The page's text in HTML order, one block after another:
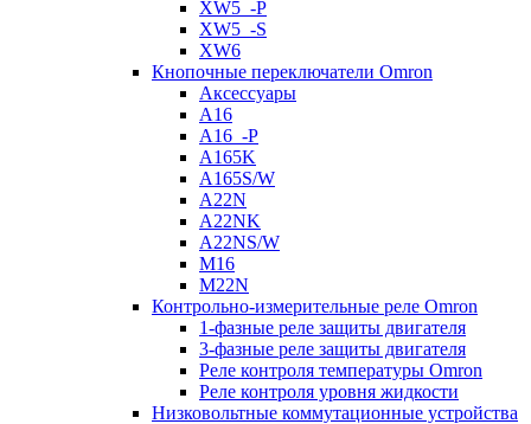
XW5_-P
XW5_-S
XW6
Кнопочные переключатели Omron
Аксессуары
A16
A16_-P
A165K
A165S/W
A22N
A22NK
A22NS/W
M16
M22N
Контрольно-измерительные реле Omron
1-фазные реле защиты двигателя
3-фазные реле защиты двигателя
Реле контроля температуры Omron
Реле контроля уровня жидкости
Низковольтные коммутационные устройства